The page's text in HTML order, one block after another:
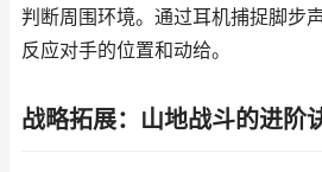
判断周围环境。通过耳机捕捉脚步
反应对手的位置和动给。
战略拓展：山地战斗的进阶